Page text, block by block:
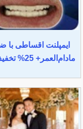
ایمپلنت اقساطی با
مادام‌العمر+ 25% تخفیف ویژه